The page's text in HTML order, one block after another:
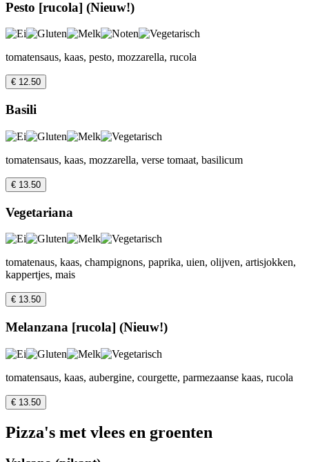
Pesto [rucola] (Nieuw!)
tomatensaus, kaas, pesto, mozzarella, rucola
€ 12.50
Basili
tomatensaus, kaas, mozzarella, verse tomaat, basilicum
€ 13.50
Vegetariana
tomatenaus, kaas, champignons, paprika, uien, olijven, artisjokken,
kappertjes, mais
€ 13.50
Melanzana [rucola] (Nieuw!)
tomatensaus, kaas, aubergine, courgette, parmezaanse kaas, rucola
€ 13.50
Pizza's met vlees en groenten